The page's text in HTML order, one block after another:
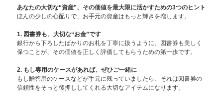
あなたの大切な“資産”、その価値を最大限に活かすための3つのヒント
ほんの少しの心配りで、お手元の資産はもっと輝きを増します。
1. 図書券も、大切な“お金”です
銀行から下ろしたばかりのお札を丁寧に扱うように、図書券も美しく
保つことが、その価値を正しく評価してもらうための第一歩です。
2. もし専用のケースがあれば、ぜひご一緒に
もし贈答用のケースなどが手元に残っていましたら、それは図書券の
信頼性をそっと後押ししてくれる大切なアイテムになります。